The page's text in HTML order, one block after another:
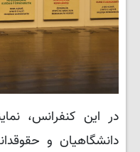
در این کنفرانس،
دانشگاهیان و